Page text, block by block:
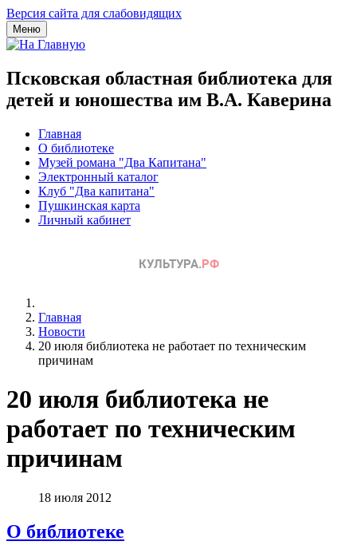
Версия сайта для слабовидящих
Меню
Псковская областная библиотека для
детей и юношества им В.А. Каверина
Главная
О библиотеке
Музей романа "Два Капитана"
Электронный каталог
Клуб "Два капитана"
Пушкинская карта
Личный кабинет
Главная
Новости
20 июля библиотека не работает по техническим
причинам
20 июля библиотека не
работает по техническим
причинам
18 июля 2012
О библиотеке